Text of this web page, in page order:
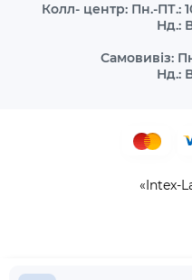
Колл- центр: Пн.-ПТ.:
Нд.:
Самовивіз:
Нд.:
«Intex-